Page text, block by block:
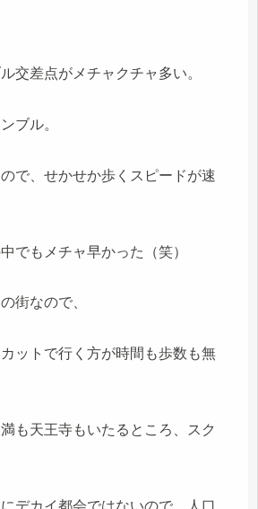
交差点がメチャクチャ多い。
ブル。
で、せかせか歩くスピードが速
でもメチャ早かった（笑）
街なので、
ットで行く方が時間も歩数も無
も天王寺もいたるところ、スク
デカイ都会ではないので、人口